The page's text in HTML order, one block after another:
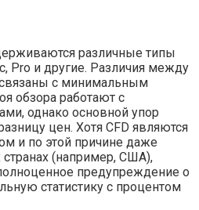
различные типы
Pro и другие. Различия между
с минимальным
обзора работают с
однако основной упор
цен. Хотя CFD являются
и по этой причине даже
(например, США),
предупреждение о
статистику с процентом